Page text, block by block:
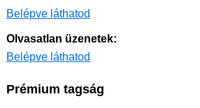
Belépve láthatod
Olvasatlan üzenetek:
Belépve láthatod
Prémium tagság